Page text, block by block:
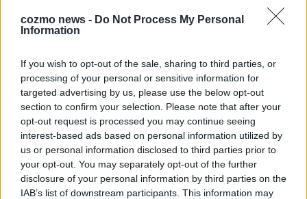
cozmo news - Do Not Process My Personal
Information
If you wish to opt-out of the sale, sharing to third parties, or
processing of your personal or sensitive information for
targeted advertising by us, please use the below opt-out
section to confirm your selection. Please note that after your
opt-out request is processed you may continue seeing
interest-based ads based on personal information utilized by
us or personal information disclosed to third parties prior to
your opt-out. You may separately opt-out of the further
disclosure of your personal information by third parties on the
IAB’s list of downstream participants. This information may